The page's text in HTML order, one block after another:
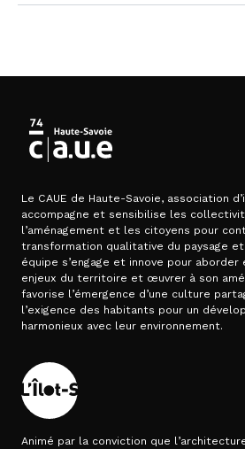
Le CAUE de Haute-Savoie, association
accompagne et sensibilise les
l’aménagement et les citoyens pour
transformation qualitative du paysage et
équipe s’engage et innove pour aborder
enjeux du territoire et œuvrer à son
favorise l’émergence d’une culture
l’exigence des habitants pour un
harmonieux avec leur environnement.
Animé par la conviction que